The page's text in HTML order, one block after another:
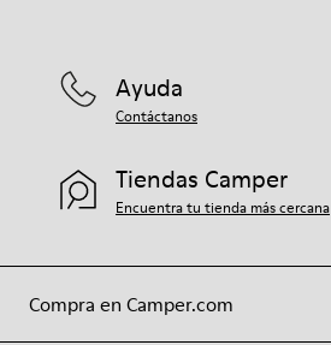
Compra en Camper.com
Ayuda
Contáctanos
Tiendas Camper
Encuentra tu tienda más cercana